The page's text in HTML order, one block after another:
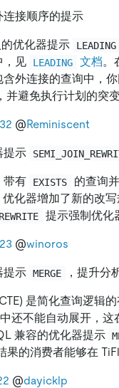
接顺序的提示
的优化器提示 LEADING
，见
LEADING 文档。
外连接的查询中，
并避免执行计划的突变
@Reminiscent
提示
带有 EXISTS
的查询
化器增加了新的改
提示强制优化
@winoros
提示 MERGE ，提升分
是简化查询逻辑
还不能自动展开，
兼容的优化器提示
果的消费者能够在
@dayicklp